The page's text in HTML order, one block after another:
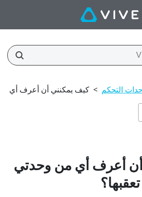
التحكم > كيف يمكنني أن أعرف أي من
أعرف أي من وحدتي